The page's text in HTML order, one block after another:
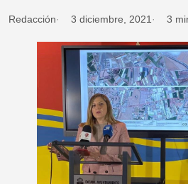
Redacción 3 diciembre, 2021 3